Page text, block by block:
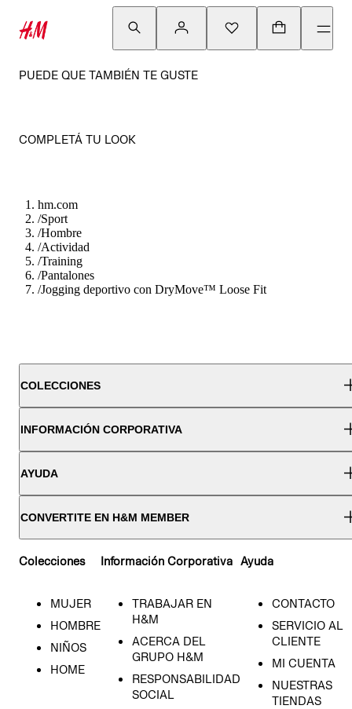
PUEDE QUE TAMBIÉN TE GUSTE
COMPLETÁ TU LOOK
hm.com
/Sport
/Hombre
/Actividad
/Training
/Pantalones
/Jogging deportivo con DryMove™ Loose Fit
COLECCIONES
INFORMACIÓN CORPORATIVA
AYUDA
CONVERTITE EN H&M MEMBER
Colecciones
MUJER
HOMBRE
NIÑOS
HOME
Información Corporativa
TRABAJAR EN
H&M
ACERCA DEL
GRUPO H&M
RESPONSABILIDAD
SOCIAL
Ayuda
CONTACTO
SERVICIO AL
CLIENTE
MI CUENTA
NUESTRAS
TIENDAS